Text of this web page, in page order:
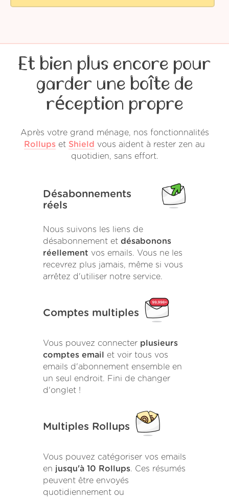
Et bien plus encore pour
garder une boîte de
réception propre
Après votre grand ménage, nos fonctionnalités
Rollups et Shield vous aident à rester zen au
quotidien, sans effort.
Désabonnements
réels
Nous suivons les liens de
désabonnement et désabonons
réellement vos emails. Vous ne les
recevrez plus jamais, même si vous
arrêtez d'utiliser notre service.
Comptes multiples
Vous pouvez connecter plusieurs
comptes email
et voir tous vos
emails d'abonnement ensemble en
un seul endroit. Fini de changer
d'onglet !
Multiples Rollups
Vous pouvez catégoriser vos emails
en jusqu'à 10 Rollups. Ces résumés
peuvent être envoyés
quotidiennement ou